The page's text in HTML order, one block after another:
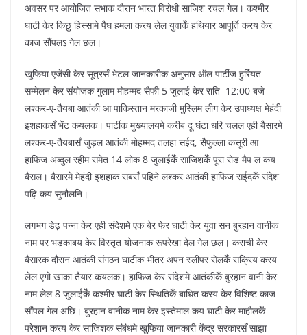
अवसर पर आयोजित सभाक दौरान भारत विरोधी साजिश रचल गेल। कश्मीर
घाटी केर किछु हिस्सामे पैघ हमला करय लेल युवाकेँ हथियार आपूर्ति करय केर
काज सौंपलऽ गेल छल।
खुफिया एजेंसी केर सूत्रसँ भेटल जानकारीक अनुसार ऑल पार्टीज हुर्रियत
सम्मेलन केर संयोजक गुलाम मोहम्मद सैफी 5 जुलाई केर राति 12:00 बजे
लश्कर-ए-तैयबा आतंकी आ पाकिस्तान मरकाजी मुस्लिम लीग केर उपाध्यक्ष मेहंदी
इशहाकसँ भेंट कयलक। पार्टीक मुख्यालयमे करीब दू घंटा धरि चलल एही बैसारमे
लश्कर-ए-तैयबासँ जुड़ल आतंकी मोहम्मद तलहा सईद, सैफुल्ला कसूरी आ
हाफिज अब्दुल रहीम समेत 14 लोक 8 जुलाईकेँ साजिशकेँ पूरा रोड मैप ल कय
बैसल। बैसारमे मेहंदी इशहाक सबसँ पहिने लश्कर आतंकी हाफिज सईदकेँ संदेश
पढ़ि कय सुनौलनि।
लगभग डेढ़ पन्ना केर एही संदेशमे एक बेर फेर घाटी केर युवा सन बुरहान वानीक
नाम पर भड़काबय केर विस्तृत योजनाक रूपरेखा देल गेल छल। कराची केर
बैसारक दौरान आतंकी संगठन घाटीक भीतर अपन स्लीपर सेलकेँ सक्रिय करय
लेल एगो खाका तैयार कयलक। हाफिज केर संदेशमे आतंकीकेँ बुरहान वानी केर
नाम लेल 8 जुलाईकेँ कश्मीर घाटी केर स्थितिकेँ बाधित करय केर विशिष्ट काज
सौंपल गेल अछि। बुरहान वानीक नाम केर इस्तेमाल कय घाटी केर माहौलकेँ
परेशान करय केर साजिशक संबंधमे खुफिया जानकारी केंद्र सरकारसँ साझा